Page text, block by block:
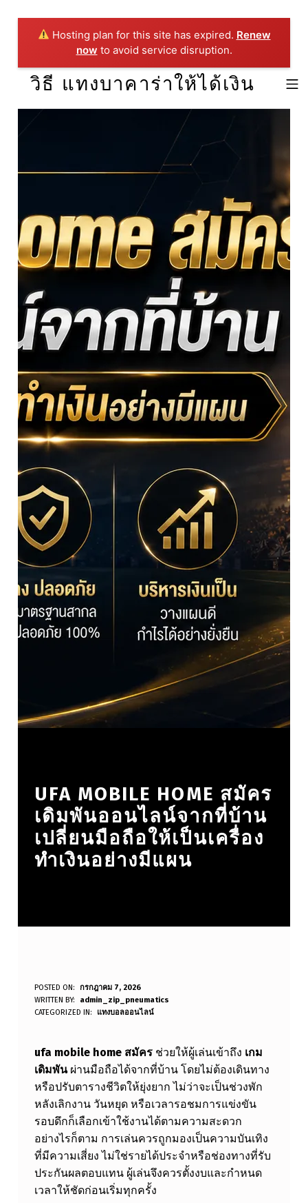
Hosting plan for this site has expired. Renew
now to avoid service disruption.
Skip to main navigation
Skip to main content
Skip to footer
วิธี แทงบาคาร่าให้ได้เงิน MOBILE
UFA MOBILE HOME สมัคร
เดิมพันออนไลน์จากที่บ้าน
เปลี่ยนมือถือให้เป็นเครื่อง
ทำเงินอย่างมีแผน
U
F
M
O
B
I
L
E
H
POSTED ON:
กรกฎาคม 7, 2026
WRITTEN BY:
admin_zip_pneumatics
CATEGORIZED IN:
แทงบอลออนไลน์
ufa mobile home สมัครช่วยให้ผู้เล่นเข้าถึง เกม
เดิมพัน ผ่านมือถือได้จากที่บ้าน โดยไม่ต้องเดินทาง
หรือปรับตารางชีวิตให้ยุ่งยาก ไม่ว่าจะเป็นช่วงพัก
หลังเลิกงาน วันหยุด หรือเวลารอชมการแข่งขัน
รอบดึกก็เลือกเข้าใช้งานได้ตามความสะดวก
อย่างไรก็ตาม การเล่นควรถูกมองเป็นความบันเทิง
ที่มีความเสี่ยง ไม่ใช่รายได้ประจำหรือช่องทางที่รับ
ประกันผลตอบแทน ผู้เล่นจึงควรตั้งงบและกำหนด
เวลาให้ชัดก่อนเริ่มทุกครั้ง